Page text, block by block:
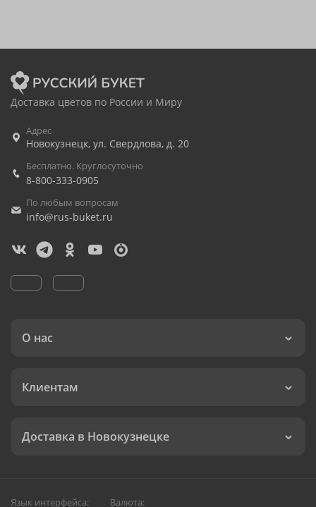
Доставка цветов по России и Миру
Адрес
Новокузнецк, ул. Свердлова, д. 20
Бесплатно. Круглосуточно
8-800-333-0905
По любым вопросам
info@rus-buket.ru
О нас
Клиентам
Доставка в Новокузнецке
Язык интерфейса: Валюта: